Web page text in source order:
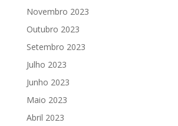
Novembro 2023
Outubro 2023
Setembro 2023
Julho 2023
Junho 2023
Maio 2023
Abril 2023